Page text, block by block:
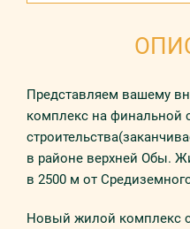
Представляем вашему
комплекс на финальной
в районе верхней Обы.
в 2500 м от
Новый жилой комплекс